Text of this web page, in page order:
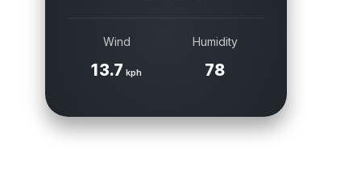
Wind
13.7 kph
Humidity
78